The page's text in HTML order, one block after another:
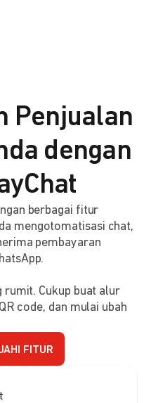
Penjualan
dengan
berbagai fitur
mengotomatisasi chat,
pembayaran
rumit. Cukup buat alur
code, dan mulai ubah
FITUR